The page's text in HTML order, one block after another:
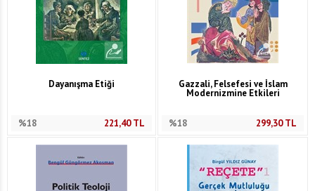
Dayanışma Etiği
%18 221,40TL
Gazzali, Felsefesi ve İslam
Modernizmine Etkileri
%18 299,30TL